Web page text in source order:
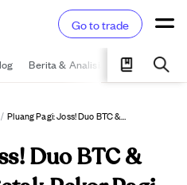
Go to trade
Berita & Analisis Pelajari
/ Pluang Pagi: Joss! Duo BTC & ETH Kompak Cetak Rekor Pagi Ini!
Duo BTC &